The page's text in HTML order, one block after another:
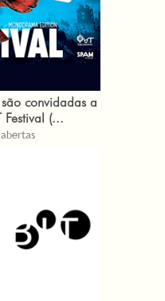
convidadas a
Festival (...